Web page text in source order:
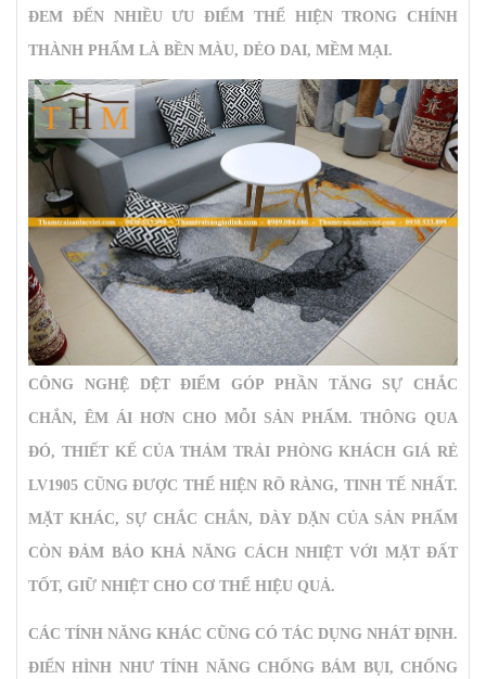
ĐEM ĐẾN NHIỀU ƯU ĐIỂM THỂ HIỆN TRONG CHÍNH
THÀNH PHẨM LÀ BỀN MÀU, DẺO DAI, MỀM MẠI.
CÔNG NGHỆ DỆT ĐIỂM GÓP PHẦN TĂNG SỰ CHẮC
CHẮN, ÊM ÁI HƠN CHO MỖI SẢN PHẨM. THÔNG QUA
ĐÓ, THIẾT KẾ CỦATHẢM TRẢI PHÒNG KHÁCH GIÁ RẺ
LV1905 CŨNG ĐƯỢC THỂ HIỆN RÕ RÀNG, TINH TẾ NHẤT.
MẶT KHÁC, SỰ CHẮC CHẮN, DÀY DẶN CỦA SẢN PHẨM
CÒN ĐẢM BẢO KHẢ NĂNG CÁCH NHIỆT VỚI MẶT ĐẤT
TỐT, GIỮ NHIỆT CHO CƠ THỂ HIỆU QUẢ.
CÁC TÍNH NĂNG KHÁC CŨNG CÓ TÁC DỤNG NHÁT ĐỊNH.
ĐIỂN HÌNH NHƯ TÍNH NĂNG CHỐNG BÁM BỤI, CHỐNG